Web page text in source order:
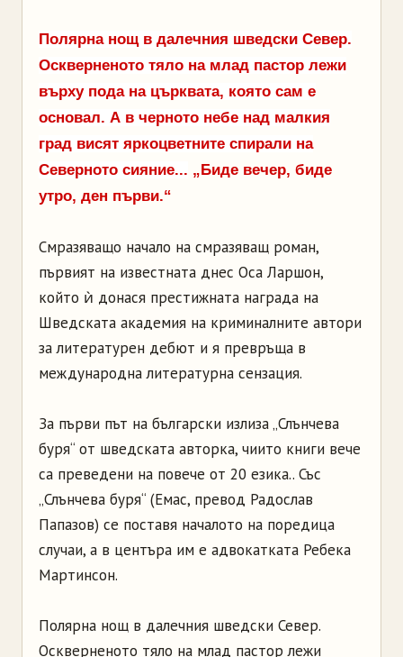
Полярна нощ в далечния шведски Север.
Оскверненото тяло на млад пастор лежи
върху пода на църквата, която сам е
основал. А в черното небе над малкия
град висят яркоцветните спирали на
Северното сияние... „Биде вечер, биде
утро, ден първи.“
Смразяващо начало на смразяващ роман,
първият на известната днес Оса Ларшон,
който ѝ донася престижната награда на
Шведската академия на криминалните автори
за литературен дебют и я превръща в
международна литературна сензация.
За първи път на български излиза „Слънчева
буря“ от шведската авторка, чиито книги вече
са преведени на повече от 20 езика.. Със
„Слънчева буря“ (Емас, превод Радослав
Папазов) се поставя началото на поредица
случаи, а в центъра им е адвокатката Ребека
Мартинсон.
Полярна нощ в далечния шведски Север.
Оскверненото тяло на млад пастор лежи